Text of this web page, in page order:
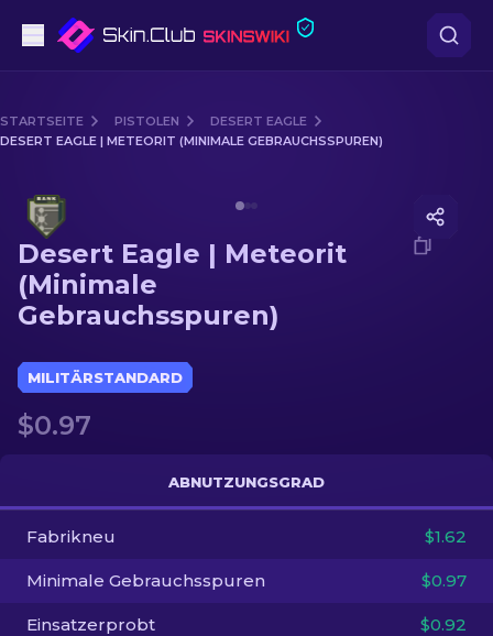
Mittelklasse
Scharfschützengewehr
Messer
Handschuh
Kisten
DE
STARTSEITE PISTOLEN
DESERT EAGLE
DESERT EAGLE | METEORIT (MINIMALE GEBRAUCHSSPUREN)
Desert Eagle | Meteorit
(Minimale
Gebrauchsspuren)
MILITÄRSTANDARD
$0.97
ABNUTZUNGSGRAD
Fabrikneu $1.62
Minimale Gebrauchsspuren $0.97
Einsatzerprobt $0.92